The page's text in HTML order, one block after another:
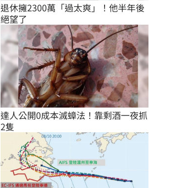
退休擁2300萬「過太爽」！他半年後
絕望了
達人公開0成本滅蟑法！靠剩酒一夜抓
2隻